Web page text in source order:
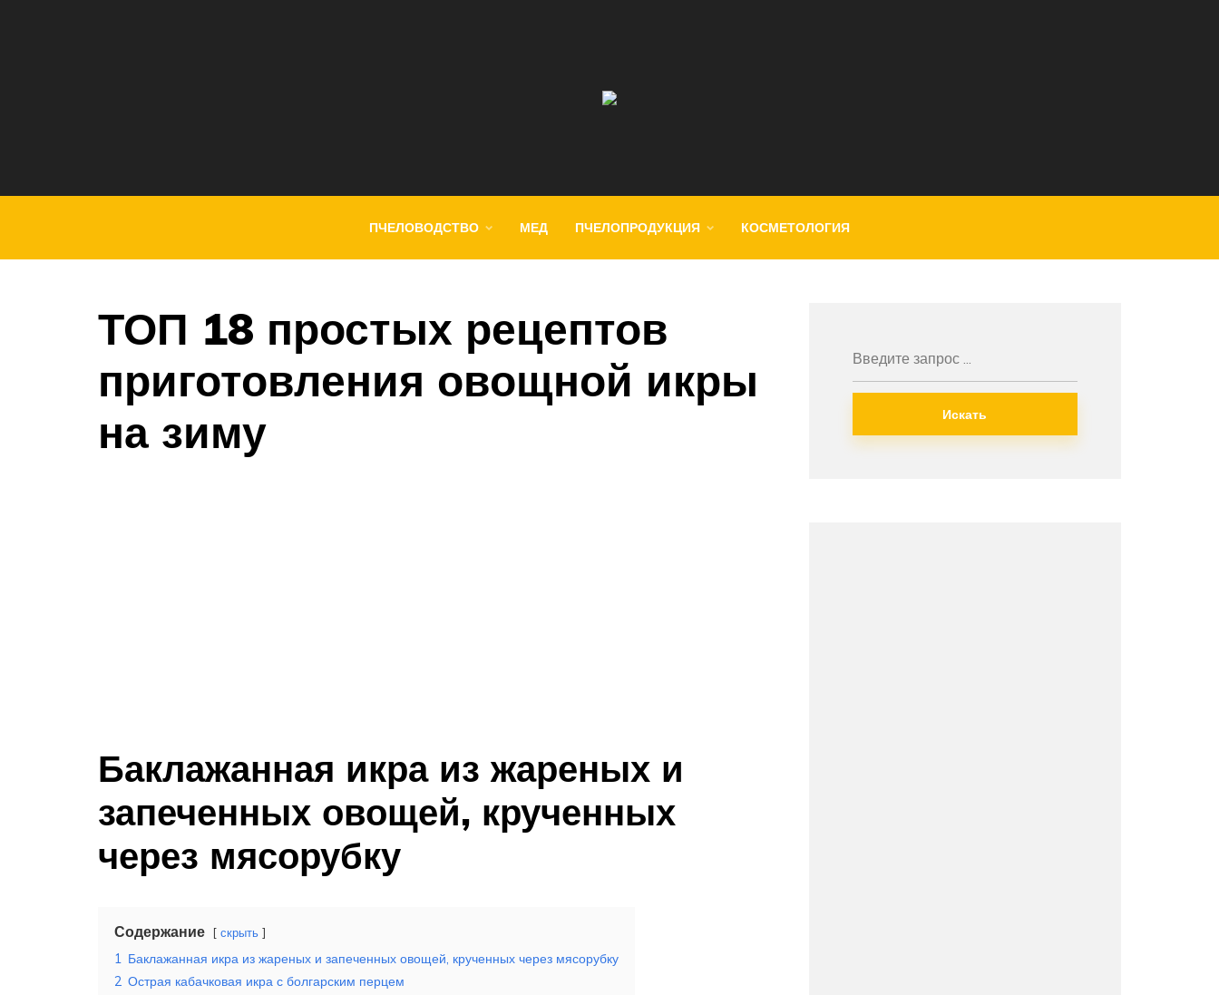
ПЧЕЛОВОДСТВО МЕД ПЧЕЛОПРОДУКЦИЯ КОСМЕТОЛОГИЯ
ТОП 18 простых рецептов
приготовления овощной икры
на зиму
Баклажанная икра из жареных и
запеченных овощей, крученных
через мясорубку
Содержание скрыть
1 Баклажанная икра из жареных и запеченных овощей, крученных через мясорубку
2 Острая кабачковая икра с болгарским перцем
Искать